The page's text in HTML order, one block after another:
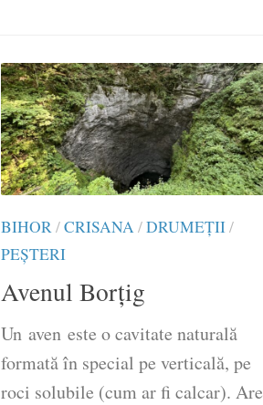
BIHOR/CRISANA/DRUMEŢII/
PEȘTERI
Avenul Borțig
Un aven este o cavitate naturală
formată în special pe verticală, pe
roci solubile (cum ar fi calcar). Are